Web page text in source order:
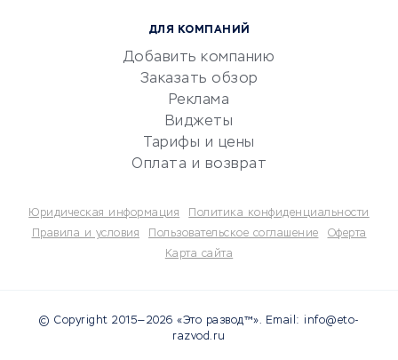
Бухгалтерия онлайн
Потребительские кредиты
ДЛЯ КОМПАНИЙ
Добавить компанию
Заказать обзор
Реклама
Виджеты
Тарифы и цены
Оплата и возврат
Юридическая информация
Политика конфиденциальности
Правила и условия
Пользовательское соглашение
Оферта
Карта сайта
© Copyright 2015—2026 «Это развод™». Email: info@eto-
razvod.ru